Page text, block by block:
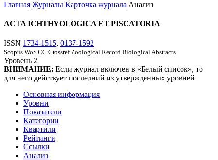
Главная Журналы Карточка журнала Анализ
ACTA ICHTHYOLOGICA ET PISCATORIA
ISSN 1734-1515, 0137-1592
Scopus WoS CC Crossref Zoological Record Biological Abstracts
Уровень 2
ВНИМАНИЕ: Если журнал включен в «Белый список», то
для него действует последний из утвержденных уровней.
Основная информация
Уровни
Показатели
Категории
Квартили
Рейтинги
Ссылки
Анализ